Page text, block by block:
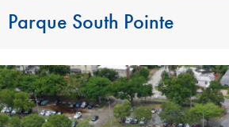
Parque South Pointe